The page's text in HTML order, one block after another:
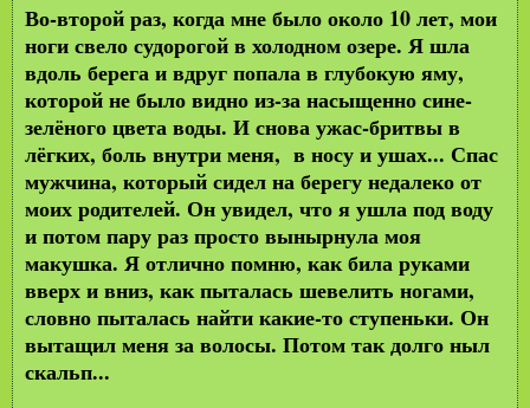
Во-второй раз, когда мне было около 10 лет, мои
ноги свело судорогой в холодном озере. Я шла
вдоль берега и вдруг попала в глубокую яму,
которой не было видно из-за насыщенно сине-
зелёного цвета воды. И снова ужас-бритвы в
лёгких, боль внутри меня, в носу и ушах... Спас
мужчина, который сидел на берегу недалеко от
моих родителей. Он увидел, что я ушла под воду
и потом пару раз просто вынырнула моя
макушка. Я отлично помню, как била руками
вверх и вниз, как пыталась шевелить ногами,
словно пыталась найти какие-то ступеньки. Он
вытащил меня за волосы. Потом так долго ныл
скальп...